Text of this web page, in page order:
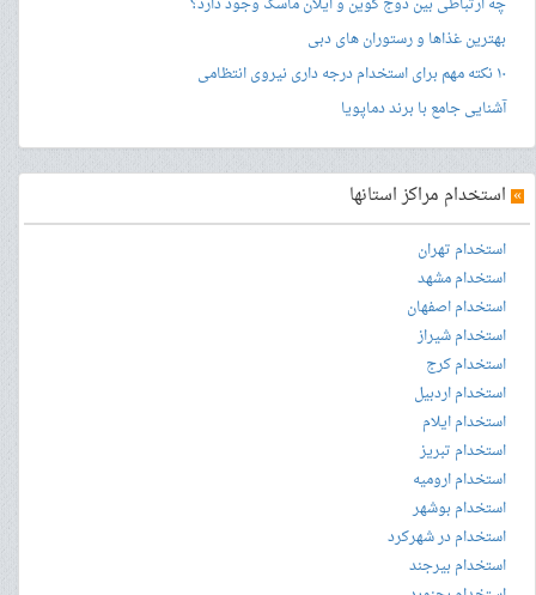
بهترین غذاها و رستوران های دبی
۱۰ نکته مهم برای استخدام درجه داری نیروی انتظامی
آشنایی جامع با برند دماپویا
» استخدام مراکز استانها
استخدام تهران
استخدام مشهد
استخدام اصفهان
استخدام شیراز
استخدام کرج
استخدام اردبیل
استخدام ایلام
استخدام تبریز
استخدام ارومیه
استخدام بوشهر
استخدام در شهرکرد
استخدام بیرجند